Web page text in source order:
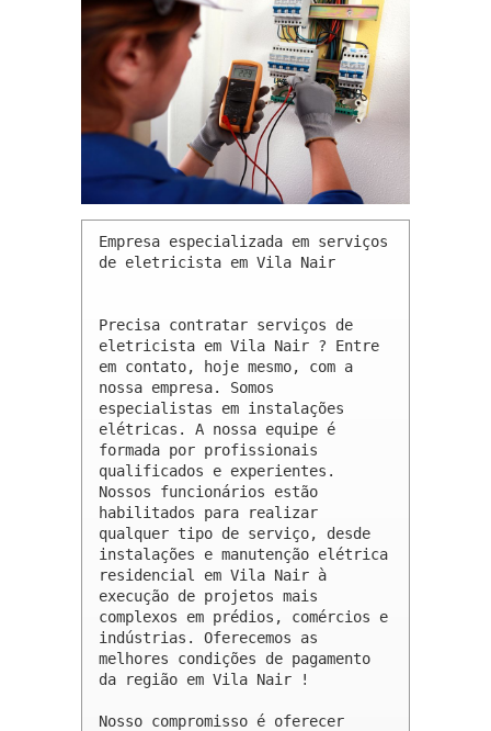
Empresa especializada em serviços
de eletricista em Vila Nair
Precisa contratar serviços de
eletricista em Vila Nair ? Entre
em contato, hoje mesmo, com a
nossa empresa. Somos
especialistas em instalações
elétricas. A nossa equipe é
formada por profissionais
qualificados e experientes.
Nossos funcionários estão
habilitados para realizar
qualquer tipo de serviço, desde
instalações e manutenção elétrica
residencial em Vila Nair à
execução de projetos mais
complexos em prédios, comércios e
indústrias. Oferecemos as
melhores condições de pagamento
da região em Vila Nair !
Nosso compromisso é oferecer